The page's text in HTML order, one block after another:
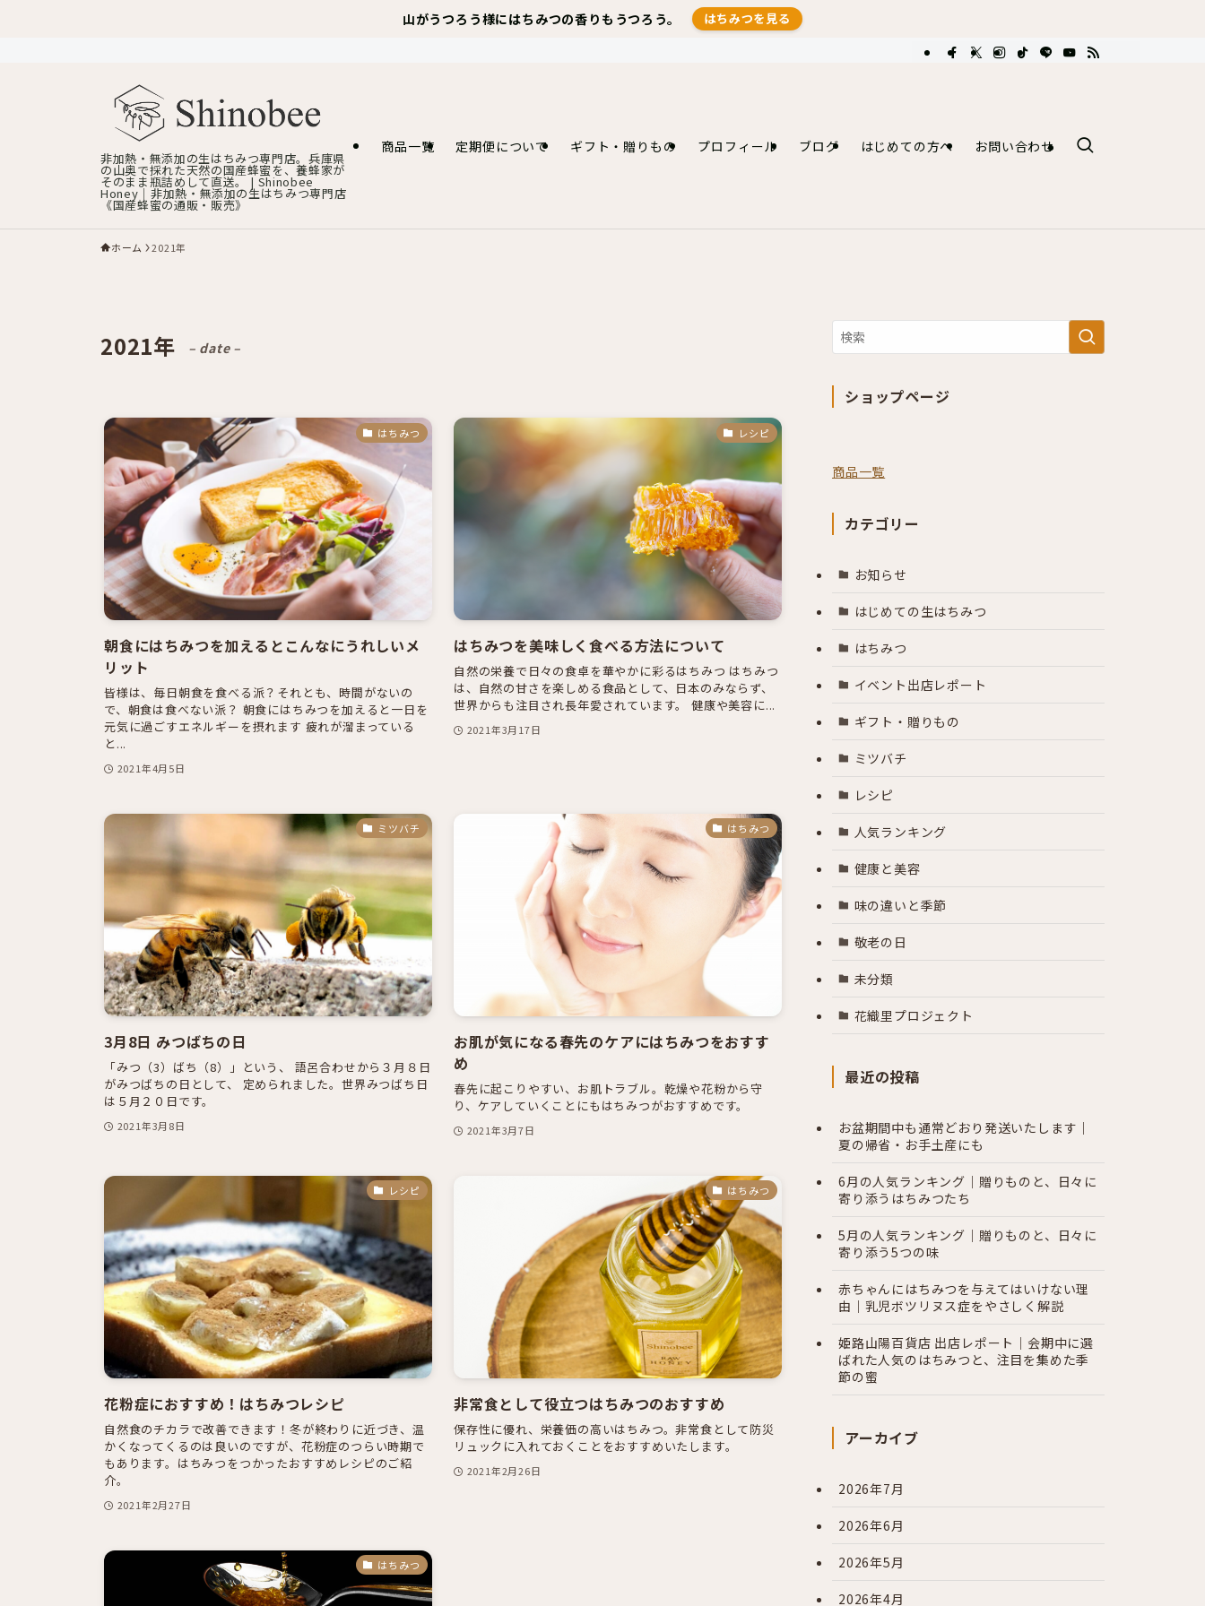
山がうつろう様にはちみつの香りもうつろう。 はちみつを見る
非加熱・無添加の生はちみつ専門店。兵庫県
の山奥で採れた天然の国産蜂蜜を、養蜂家が
そのまま瓶詰めして直送。 | Shinobee
Honey｜非加熱・無添加の生はちみつ専門店
《国産蜂蜜の通販・販売》
商品一覧 定期便について ギフト・贈りもの プロフィール ブログ はじめての方へ お問い合わせ
ホーム 2021年
2021年 – date –
はちみつ
朝食にはちみつを加えるとこんなにうれしいメ
リット
皆様は、毎日朝食を食べる派？それとも、時間がないの
で、朝食は食べない派？ 朝食にはちみつを加えると一日を
元気に過ごすエネルギーを摂れます 疲れが溜まっている
と...
2021年4月5日
レシピ
はちみつを美味しく食べる方法について
自然の栄養で日々の食卓を華やかに彩るはちみつ はちみつ
は、自然の甘さを楽しめる食品として、日本のみならず、
世界からも注目され長年愛されています。 健康や美容に...
2021年3月17日
ミツバチ
3月8日 みつばちの日
「みつ（3）ばち（8）」という、 語呂合わせから３月８日
がみつばちの日として、 定められました。世界みつばち日
は５月２０日です。
2021年3月8日
はちみつ
お肌が気になる春先のケアにはちみつをおすす
め
春先に起こりやすい、お肌トラブル。乾燥や花粉から守
り、ケアしていくことにもはちみつがおすすめです。
2021年3月7日
レシピ
花粉症におすすめ！はちみつレシピ
自然食のチカラで改善できます！冬が終わりに近づき、温
かくなってくるのは良いのですが、花粉症のつらい時期で
もあります。はちみつをつかったおすすめレシピのご紹
介。
2021年2月27日
はちみつ
非常食として役立つはちみつのおすすめ
保存性に優れ、栄養価の高いはちみつ。非常食として防災
リュックに入れておくことをおすすめいたします。
2021年2月26日
はちみつ
ショップページ
商品一覧
カテゴリー
お知らせ
はじめての生はちみつ
はちみつ
イベント出店レポート
ギフト・贈りもの
ミツバチ
レシピ
人気ランキング
健康と美容
味の違いと季節
敬老の日
未分類
花織里プロジェクト
最近の投稿
お盆期間中も通常どおり発送いたします｜
夏の帰省・お手土産にも
6月の人気ランキング｜贈りものと、日々に
寄り添うはちみつたち
5月の人気ランキング｜贈りものと、日々に
寄り添う5つの味
赤ちゃんにはちみつを与えてはいけない理
由｜乳児ボツリヌス症をやさしく解説
姫路山陽百貨店 出店レポート｜会期中に選
ばれた人気のはちみつと、注目を集めた季
節の蜜
アーカイブ
2026年7月
2026年6月
2026年5月
2026年4月